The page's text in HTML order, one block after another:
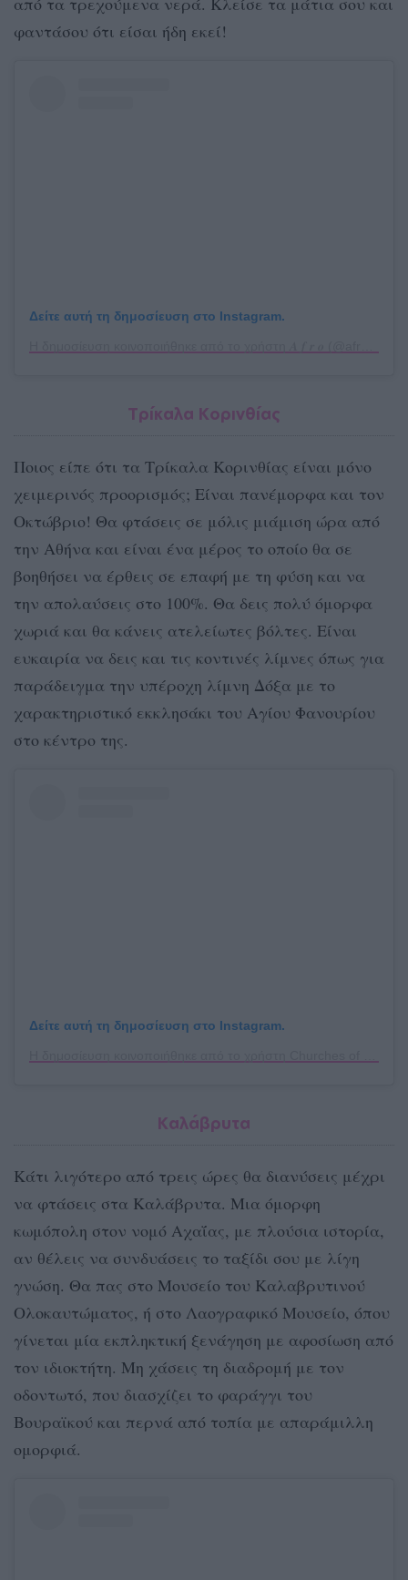
φαντάσου ότι είσαι ήδη εκεί!
Δείτε αυτή τη δημοσίευση στο Instagram.
Τρίκαλα Κορινθίας
Ποιος είπε ότι τα Τρίκαλα Κορινθίας είναι μόνο
χειμερινός προορισμός; Είναι πανέμορφα και τον
Οκτώβριο! Θα φτάσεις σε μόλις μιάμιση ώρα από
την Αθήνα και είναι ένα μέρος το οποίο θα σε
βοηθήσει να έρθεις σε επαφή με τη φύση και να
την απολαύσεις στο 100%. Θα δεις πολύ όμορφα
χωριά και θα κάνεις ατελείωτες βόλτες. Είναι
ευκαιρία να δεις και τις κοντινές λίμνες όπως για
παράδειγμα την υπέροχη λίμνη Δόξα με το
χαρακτηριστικό εκκλησάκι του Αγίου Φανουρίου
στο κέντρο της.
Δείτε αυτή τη δημοσίευση στο Instagram.
Καλάβρυτα
Κάτι λιγότερο από τρεις ώρες θα διανύσεις μέχρι
να φτάσεις στα Καλάβρυτα. Μια όμορφη
κωμόπολη στον νομό Αχαΐας, με πλούσια ιστορία,
αν θέλεις να συνδυάσεις το ταξίδι σου με λίγη
γνώση. Θα πας στο Μουσείο του Καλαβρυτινού
Ολοκαυτώματος, ή στο Λαογραφικό Μουσείο, όπου
γίνεται μία εκπληκτική ξενάγηση με αφοσίωση από
τον ιδιοκτήτη. Μη χάσεις τη διαδρομή με τον
οδοντωτό, που διασχίζει το φαράγγι του
Βουραϊκού και περνά από τοπία με απαράμιλλη
ομορφιά.